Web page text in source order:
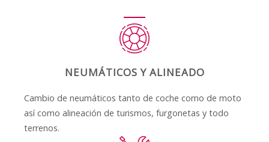
NEUMÁTICOS Y ALINEADO
Cambio de neumáticos tanto de coche como de moto
así como alineación de turismos, furgonetas y todo
terrenos.